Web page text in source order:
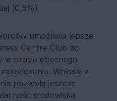
(0,5%)
umożliwia lepsze
Centre Club do
w czasie obecnego
Wnioski z
pozwolą jeszcze
środowiska